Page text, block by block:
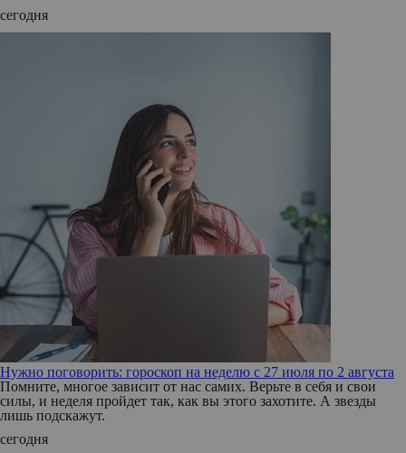
сегодня
Нужно поговорить: гороскоп на неделю с 27 июля по 2 августа
Помните, многое зависит от нас самих. Верьте в себя и свои
силы, и неделя пройдет так, как вы этого захотите. А звезды
лишь подскажут.
сегодня